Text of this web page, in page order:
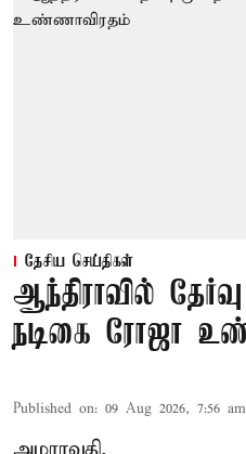
தேசிய செய்திகள்
ஆந்திராவில்
நடிகை ரோஜா
Published on: 09 Aug 2026, 7:56 am